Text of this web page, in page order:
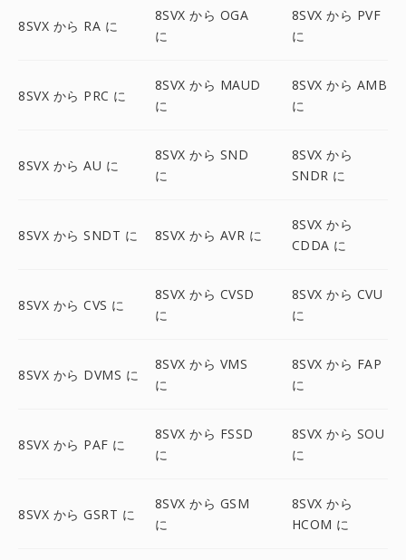
8SVX から RA に
8SVX から OGA
に
8SVX から PVF
に
8SVX から PRC に
8SVX から MAUD
に
8SVX から AMB
に
8SVX から AU に
8SVX から SND
に
8SVX から
SNDR に
8SVX から SNDT に 8SVX から AVR に
8SVX から
CDDA に
8SVX から CVS に
8SVX から CVSD
に
8SVX から CVU
に
8SVX から DVMS に
8SVX から VMS
に
8SVX から FAP
に
8SVX から PAF に
8SVX から FSSD
に
8SVX から SOU
に
8SVX から GSRT に
8SVX から GSM
に
8SVX から
HCOM に